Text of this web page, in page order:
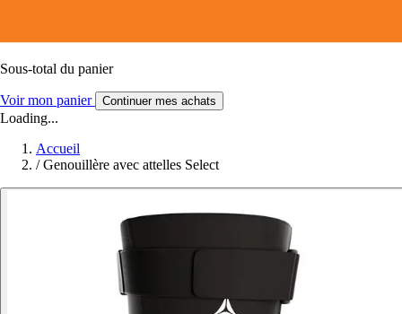
Sous-total du panier
Voir mon panier Continuer mes achats
Loading...
Accueil
/ Genouillère avec attelles Select